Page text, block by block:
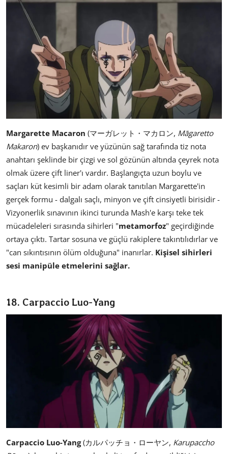
Margarette Macaron (マーガレット・マカロン, Māgaretto
Makaron) ev başkanıdır ve yüzünün sağ tarafında tiz nota
anahtarı şeklinde bir çizgi ve sol gözünün altında çeyrek nota
olmak üzere çift liner'ı vardır. Başlangıçta uzun boylu ve
saçları küt kesimli bir adam olarak tanıtılan Margarette'in
gerçek formu - dalgalı saçlı, minyon ve çift cinsiyetli birisidir -
Vizyonerlik sınavının ikinci turunda Mash'e karşı teke tek
mücadeleleri sırasında sihirleri "metamorfoz" geçirdiğinde
ortaya çıktı. Tartar sosuna ve güçlü rakiplere takıntılıdırlar ve
"can sıkıntısının ölüm olduğuna" inanırlar. Kişisel sihirleri
sesi manipüle etmelerini sağlar.
18. Carpaccio Luo-Yang
Carpaccio Luo-Yang(カルパッチョ・ローヤン, Karupaccho